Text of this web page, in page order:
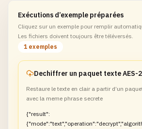
Exécutions d’exemple préparées
Cliquez sur un exemple pour remplir
Les fichiers doivent toujours être téléversés.
1 exemples
Dechiffrer un paquet texte AES-
Restaure le texte en clair a partir d’un
avec la meme phrase secrete
{"result":